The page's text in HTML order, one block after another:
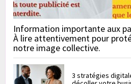
Information importante aux
À lire attentivement pour
notre image collective.
3 stratégies